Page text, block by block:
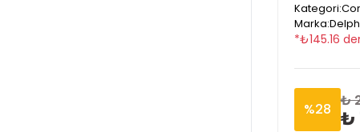
Kategori:
Marka:
*₺145.16
%28 ₺
₺